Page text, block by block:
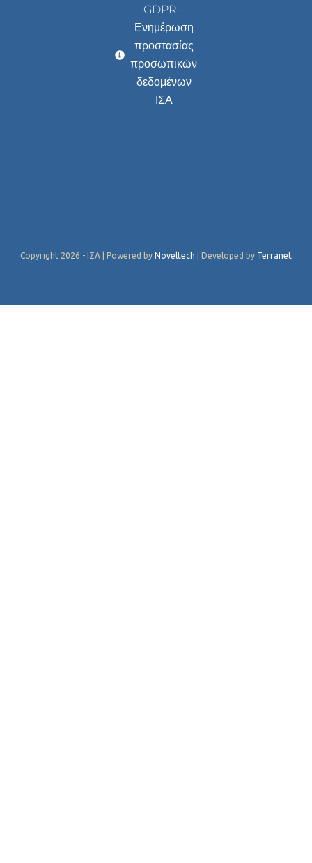
GDPR -
Ενημέρωση
προστασίας
προσωπικών
δεδομένων
ΙΣΑ
Copyright 2026 - ΙΣΑ | Powered by Noveltech | Developed by Terranet